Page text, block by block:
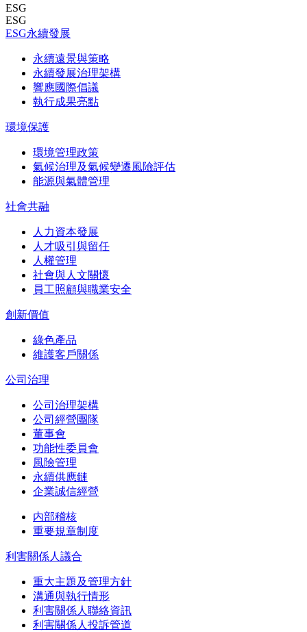
ESG
ESG
ESG永續發展
永續遠景與策略
永續發展治理架構
響應國際倡議
執行成果亮點
環境保護
環境管理政策
氣候治理及氣候變遷風險評估
能源與氣體管理
社會共融
人力資本發展
人才吸引與留任
人權管理
社會與人文關懷
員工照顧與職業安全
創新價值
綠色產品
維護客戶關係
公司治理
公司治理架構
公司經營團隊
董事會
功能性委員會
風險管理
永續供應鏈
企業誠信經營
内部稽核
重要規章制度
利害關係人議合
重大主題及管理方針
溝通與執行情形
利害關係人聯絡資訊
利害關係人投訴管道